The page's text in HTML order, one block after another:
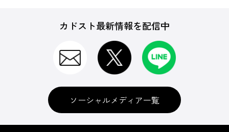
カドスト最新情報を配信中
ソーシャルメディア一覧